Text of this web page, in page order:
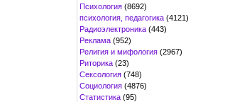
Психология (8692)
психология, педагогика (4121)
Радиоэлектроника (443)
Реклама (952)
Религия и мифология (2967)
Риторика (23)
Сексология (748)
Социология (4876)
Статистика (95)